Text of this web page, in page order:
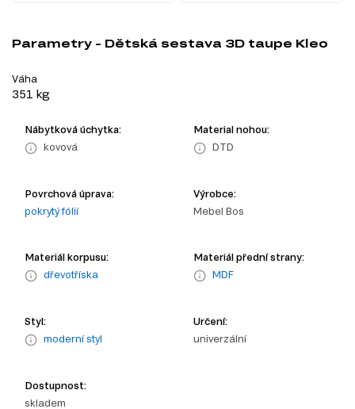
Parametry - Dětská sestava 3D taupe Kleo
Váha
351 kg
Nábytková úchytka:
kovová
Material nohou:
DTD
Povrchová úprava:
pokrytý fólií
Výrobce:
Mebel Bos
Materiál korpusu:
dřevotříska
Materiál přední strany:
MDF
Styl:
moderní styl
Určení:
univerzální
Dostupnost:
skladem